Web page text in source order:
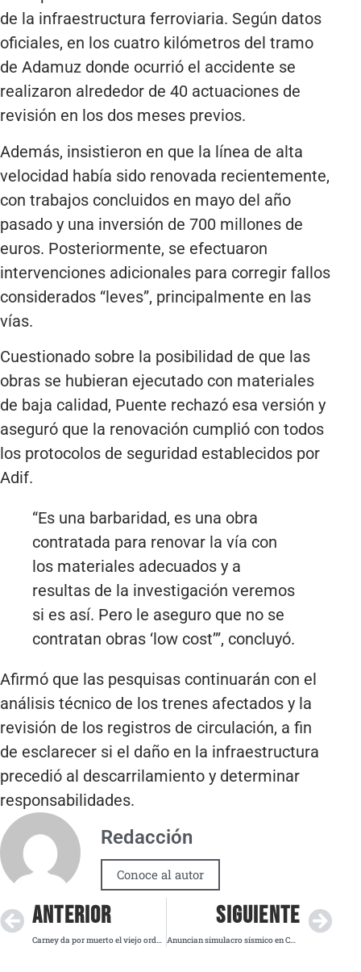
de la infraestructura ferroviaria. Según datos
oficiales, en los cuatro kilómetros del tramo
de Adamuz donde ocurrió el accidente se
realizaron alrededor de 40 actuaciones de
revisión en los dos meses previos.
Además, insistieron en que la línea de alta
velocidad había sido renovada recientemente,
con trabajos concluidos en mayo del año
pasado y una inversión de 700 millones de
euros. Posteriormente, se efectuaron
intervenciones adicionales para corregir fallos
considerados “leves”, principalmente en las
vías.
Cuestionado sobre la posibilidad de que las
obras se hubieran ejecutado con materiales
de baja calidad, Puente rechazó esa versión y
aseguró que la renovación cumplió con todos
los protocolos de seguridad establecidos por
Adif.
“Es una barbaridad, es una obra
contratada para renovar la vía con
los materiales adecuados y a
resultas de la investigación veremos
si es así. Pero le aseguro que no se
contratan obras ‘low cost’”, concluyó.
Afirmó que las pesquisas continuarán con el
análisis técnico de los trenes afectados y la
revisión de los registros de circulación, a fin
de esclarecer si el daño en la infraestructura
precedió al descarrilamiento y determinar
responsabilidades.
Redacción
Conoce al autor
ANTERIOR
Carney da por muerto el viejo orden mundial y llama a unir fuerzas
SIGUIENTE
Anuncian simulacro sísmico en Colima con activación manual de alerta